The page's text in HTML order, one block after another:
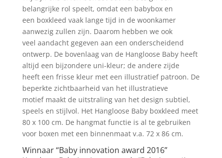
belangrijke rol speelt, omdat een babybox en
een boxkleed vaak lange tijd in de woonkamer
aanwezig zullen zijn. Daarom hebben we ook
veel aandacht gegeven aan een onderscheidend
ontwerp. De bovenlaag van de Hangloose Baby heeft
altijd een bijzondere uni-kleur; de andere zijde
heeft een frisse kleur met een illustratief patroon. De
beperkte zichtbaarheid van het illustratieve
motief maakt de uitstraling van het design subtiel,
speels en stijlvol. Het Hangloose Baby boxkleed meet
80 x 100 cm. De hangmat functie is al te gebruiken
voor boxen met een binnenmaat v.a. 72 x 86 cm.
Winnaar “Baby innovation award 2016”